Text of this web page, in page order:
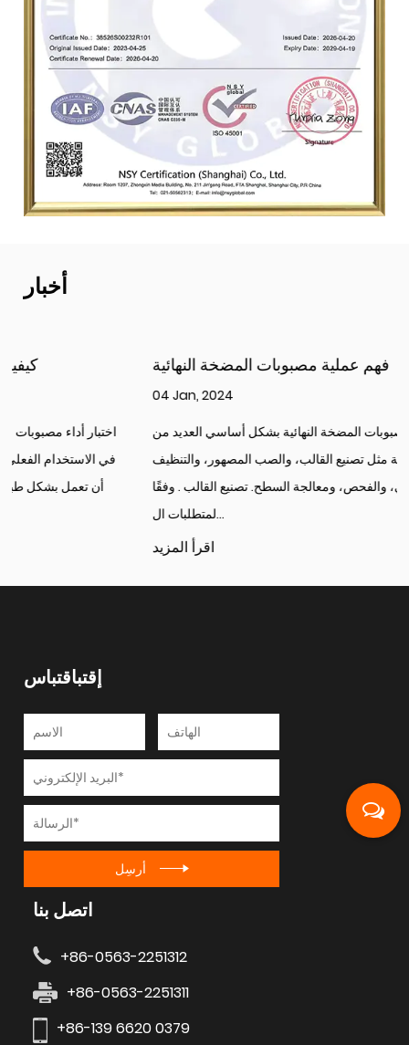
أخبار
فهم عملية مصبوبات المضخة النهائية
يتضمن تدفق عملية مصبوبات المضخة النهائية بشكل أساسي العديد من
الخطوات الرئيسية مثل تصنيع القالب، والصب المصهور، والتنظيف
والتشغيل الآلي، والفحص، ومعالجة السطح. تصنيع القالب . وفقًا
إقتباقتباس
أرسِل
اتصل بنا
+86-0563-2251312
+86-0563-2251311
+86-139 6620 0379